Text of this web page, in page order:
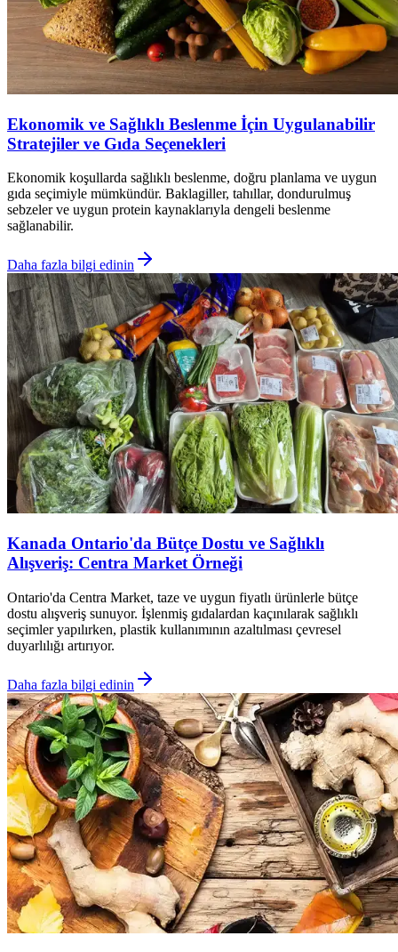
Ekonomik ve Sağlıklı Beslenme İçin Uygulanabilir
Stratejiler ve Gıda Seçenekleri
Ekonomik koşullarda sağlıklı beslenme, doğru planlama ve uygun
gıda seçimiyle mümkündür. Baklagiller, tahıllar, dondurulmuş
sebzeler ve uygun protein kaynaklarıyla dengeli beslenme
sağlanabilir.
Daha fazla bilgi edinin
Kanada Ontario'da Bütçe Dostu ve Sağlıklı
Alışveriş: Centra Market Örneği
Ontario'da Centra Market, taze ve uygun fiyatlı ürünlerle bütçe
dostu alışveriş sunuyor. İşlenmiş gıdalardan kaçınılarak sağlıklı
seçimler yapılırken, plastik kullanımının azaltılması çevresel
duyarlılığı artırıyor.
Daha fazla bilgi edinin